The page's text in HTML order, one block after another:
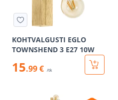
KOHTVALGUSTI EGLO
TOWNSHEND 3 E27 10W
15.99 € /tk